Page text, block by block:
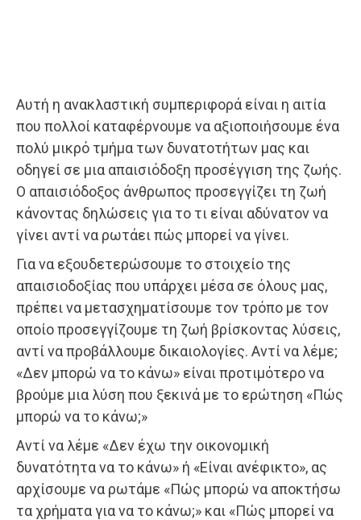
Αυτή η ανακλαστική συμπεριφορά είναι η αιτία
που πολλοί καταφέρνουμε να αξιοποιήσουμε ένα
πολύ μικρό τμήμα των δυνατοτήτων μας και
οδηγεί σε μια απαισιόδοξη προσέγγιση της ζωής.
Ο απαισιόδοξος άνθρωπος προσεγγίζει τη ζωή
κάνοντας δηλώσεις για το τι είναι αδύνατον να
γίνει αντί να ρωτάει πώς μπορεί να γίνει.
Για να εξουδετερώσουμε το στοιχείο της
απαισιοδοξίας που υπάρχει μέσα σε όλους μας,
πρέπει να μετασχηματίσουμε τον τρόπο με τον
οποίο προσεγγίζουμε τη ζωή βρίσκοντας λύσεις,
αντί να προβάλλουμε δικαιολογίες. Αντί να λέμε;
«Δεν μπορώ να το κάνω» είναι προτιμότερο να
βρούμε μια λύση που ξεκινά με το ερώτηση «Πώς
μπορώ να το κάνω;»
Αντί να λέμε «Δεν έχω την οικονομική
δυνατότητα να το κάνω» ή «Είναι ανέφικτο», ας
αρχίσουμε να ρωτάμε «Πώς μπορώ να αποκτήσω
τα χρήματα για να το κάνω;» και «Πώς μπορεί να